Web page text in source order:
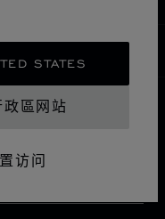
STATES
政區网站
访问